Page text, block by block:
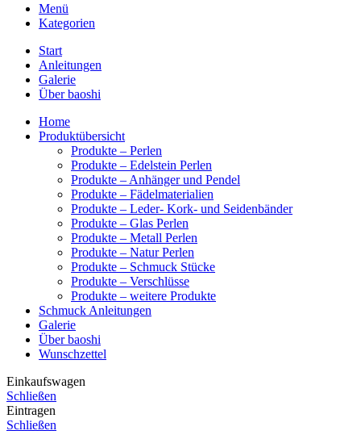
Menü
Kategorien
Start
Anleitungen
Galerie
Über baoshi
Home
Produktübersicht
Produkte – Perlen
Produkte – Edelstein Perlen
Produkte – Anhänger und Pendel
Produkte – Fädelmaterialien
Produkte – Leder- Kork- und Seidenbänder
Produkte – Glas Perlen
Produkte – Metall Perlen
Produkte – Natur Perlen
Produkte – Schmuck Stücke
Produkte – Verschlüsse
Produkte – weitere Produkte
Schmuck Anleitungen
Galerie
Über baoshi
Wunschzettel
Einkaufswagen
Schließen
Eintragen
Schließen